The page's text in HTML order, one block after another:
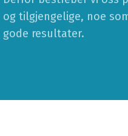
og tilgjengelige, noe
gode resultater.